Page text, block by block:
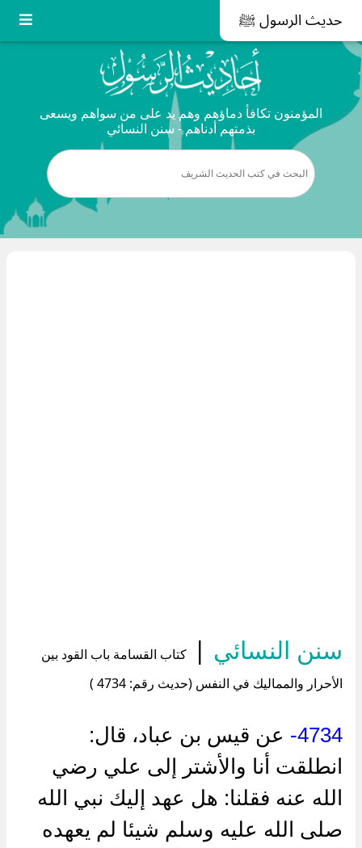
حديث الرسول ﷺ
المؤمنون تكافأ دماؤهم وهم يد على من سواهم ويسعى
بذمتهم أدناهم - سنن النسائي
سنن النسائي |
كتاب القسامة باب القود بين
الأحرار والمماليك في النفس (حديث رقم: 4734 )
4734-
عن قيس بن عباد، قال:
انطلقت أنا والأشتر إلى علي رضي
الله عنه فقلنا: هل عهد إليك نبي الله
صلى الله عليه وسلم شيئا لم يعهده